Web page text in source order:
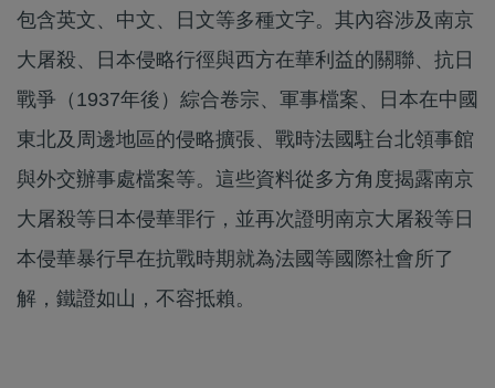
包含英文、中文、日文等多種文字。其內容涉及南京
大屠殺、日本侵略行徑與西方在華利益的關聯、抗日
戰爭（1937年後）綜合卷宗、軍事檔案、日本在中國
東北及周邊地區的侵略擴張、戰時法國駐台北領事館
與外交辦事處檔案等。這些資料從多方角度揭露南京
大屠殺等日本侵華罪行，並再次證明南京大屠殺等日
本侵華暴行早在抗戰時期就為法國等國際社會所了
解，鐵證如山，不容抵賴。